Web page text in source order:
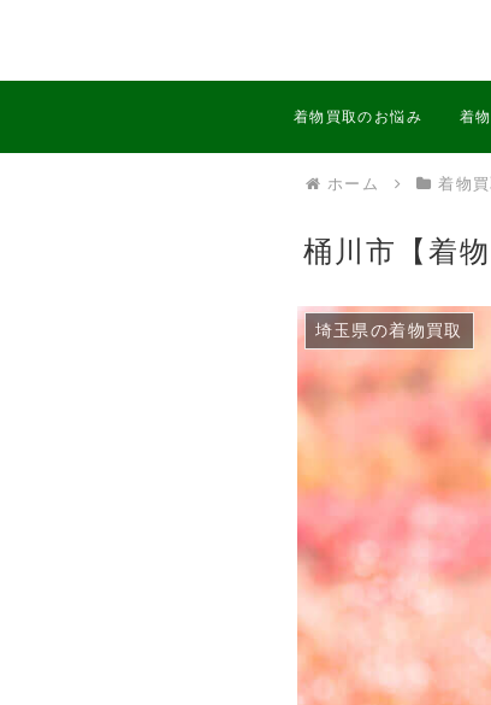
着物買取のお悩み 着
ホーム 着物買
桶川市【着
埼玉県の着物買取